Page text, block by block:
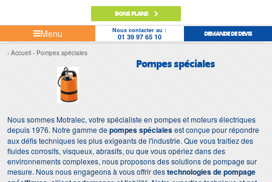
BONS PLANS
Menu Nous contacter au :
01 39 97 65 10 DEMANDE DE DEVIS
Accueil Pompes spéciales
Pompes spéciales
Nous sommes Motralec, votre spécialiste en pompes et moteurs électriques
depuis 1976. Notre gamme depompes spécialesest conçue pour répondre
aux défis techniques les plus exigeants de l'industrie. Que vous traitiez des
fluides corrosifs, visqueux, abrasifs, ou que vous opériez dans des
environnements complexes, nous proposons des solutions de pompage sur
mesure. Nous nous engageons à vous offrir destechnologies de pompage